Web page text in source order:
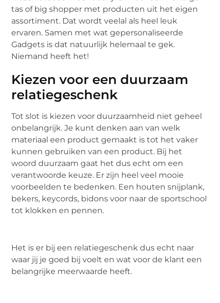
tas of big shopper met producten uit het eigen
assortiment. Dat wordt veelal als heel leuk
ervaren. Samen met wat gepersonaliseerde
Gadgets is dat natuurlijk helemaal te gek.
Niemand heeft het!
Kiezen voor een duurzaam
relatiegeschenk
Tot slot is kiezen voor duurzaamheid niet geheel
onbelangrijk. Je kunt denken aan van welk
materiaal een product gemaakt is tot het vaker
kunnen gebruiken van een product. Bij het
woord duurzaam gaat het dus echt om een
verantwoorde keuze. Er zijn heel veel mooie
voorbeelden te bedenken. Een houten snijplank,
bekers, keycords, bidons voor naar de sportschool
tot klokken en pennen.
Het is er bij een relatiegeschenk dus echt naar
waar jij je goed bij voelt en wat voor de klant een
belangrijke meerwaarde heeft.